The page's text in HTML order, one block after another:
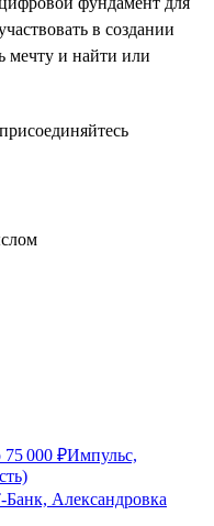
в создании
мечту и найти или
75 000 ₽Импульс,
Банк, Александровка